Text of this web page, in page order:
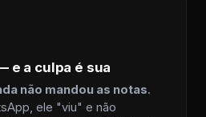
e a culpa é sua
não mandou as notas.
ele "viu" e não